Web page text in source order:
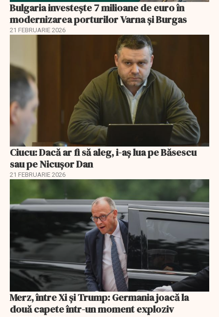
Bulgaria investește 7 milioane de euro în
modernizarea porturilor Varna și Burgas
21 FEBRUARIE 2026
Ciucu: Dacă ar fi să aleg, i-aș lua pe Băsescu
sau pe Nicușor Dan
21 FEBRUARIE 2026
Merz, între Xi și Trump: Germania joacă la
două capete într-un moment exploziv